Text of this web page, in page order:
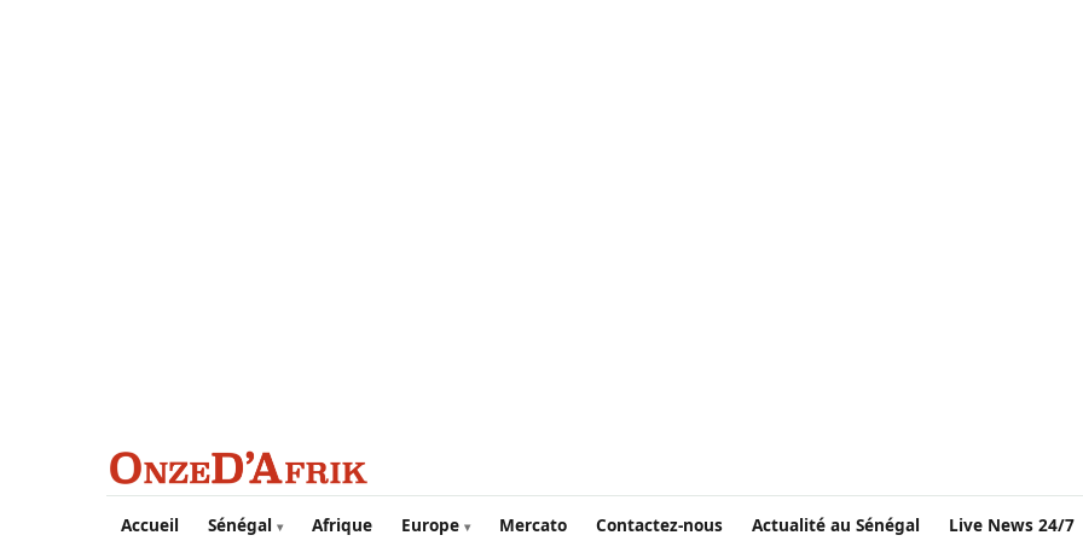
Aller au contenu principal
Accueil Sénégal Afrique Europe Mercato Contactez-nous Actualité au Sénégal Live News 24/7